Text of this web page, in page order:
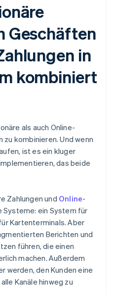
Geschäften
in
kombiniert
als auch Online-
zu kombinieren. Und wenn
ist es ein kluger
das beide
Zahlungen und Online-
ein System für
Kartenterminals. Aber
Berichten und
führen, die einen
machen. Außerdem
werden, den Kunden eine
Kanäle hinweg zu